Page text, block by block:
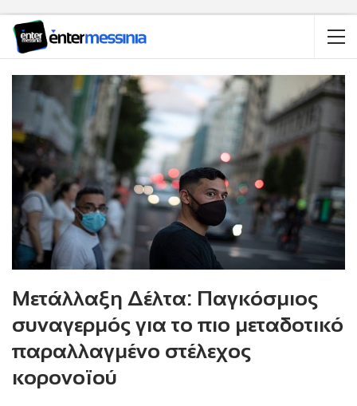
Μετάλλαξη Δέλτα: Παγκόσμιος
συναγερμός για το πιο μεταδοτικό
παραλλαγμένο στέλεχος
κορονοϊού